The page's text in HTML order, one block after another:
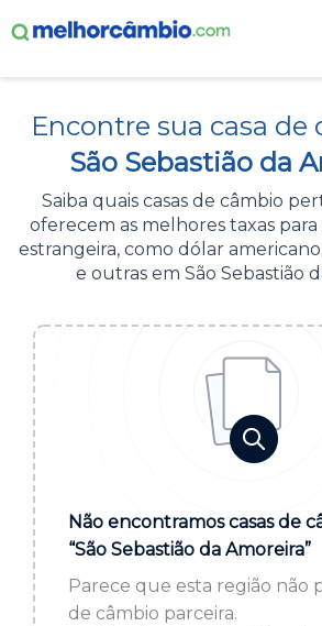
CASAS DE CÂMBIO
DÓLAR HOJE
ALERTA DE CÂMBIO
Acesse sua conta:
BROKER DE OFERTAS
ou cadastre-se se ainda não tem registro:
CADASTRE-SE
Encontre sua casa de
São Sebastião da
Saiba quais casas de câmbio
oferecem as melhores taxas
estrangeira, como dólar
e outras em São Sebastião
Não encontramos casas de
“São Sebastião da Amoreira”
Parece que esta região não
de câmbio parceira.